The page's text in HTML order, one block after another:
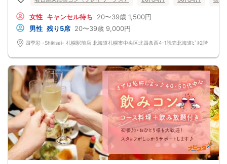
★プロフィールカードにより会話のキッカケもバッチリ★
なんてことは絶対ありません！
プロフィールカードを活用し、「はじめまして」から会話を楽しみましょう。
★完全着席型・連絡先交換は自由★
完全着席型で席替えはできる限り行います。
席替えの５分前には連絡先交換を促すアナウンスをいたしますので、「連絡先交
換ができなかった」なんてことはありません。
---------------------------
【お客様へのお願い】
1. ２名様以上でのご参加は必ず同性同士でお申し込みください。
2. 服装の指定はございません。多くのお客様はカジュアルな格好でおこしになら
れています。
3. 開催判断はイベント前日の時点で男性３名・女性３名以上のお申し込みからに
なりますが、当日に参加者のキャンセルで比率が崩れた場合や開催判断人数を下
回った場合、一切返金などの保証はいたしませんのでご了承ください。
4. イベントページ内の「お申し込み状況」等はキャンセルなどで当日の参加人
数、男女比率と異なる可能性がございます。
5. 当日は店舗の外ではなく店舗内で受付いたします。店内に入り店員に「街コン
で来た」旨をお伝えください。
女性 キャンセル待ち 20〜39歳 1,500円
男性 残り5席 20〜39歳 9,000円
四季彩 -Shikisai- 札幌駅前店 北海道札幌市中央区北四条西4-1読売北海道ﾋﾞﾙ2階